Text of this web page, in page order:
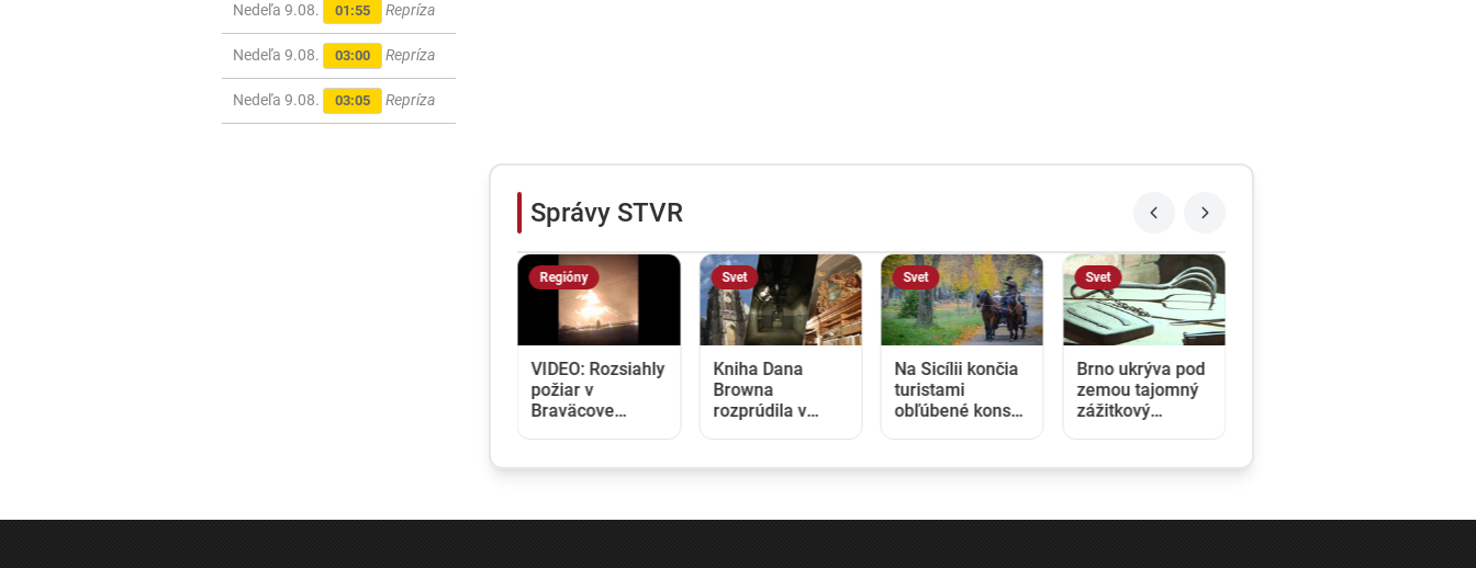
Nedeľa 9.08. 01:55 Repríza
Nedeľa 9.08. 03:00 Repríza
Nedeľa 9.08. 03:05 Repríza
Správy STVR
Svet
Kniha Dana
Browna
rozprúdila v
miesta sa prišla
Svet
Na Sicílii končia
turistami
obľúbené konské
hrozné
Svet
Brno ukrýva pod
zemou tajomný
zážitkový
pozrieť s
Regióny
VIDEO: Pri
Rimavskej
Sobote
pripomínal